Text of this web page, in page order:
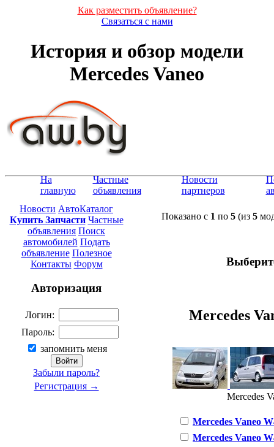
Как разместить объявление?
Связаться с нами
История и обзор модели
Mercedes Vaneo
На
главную
Частные
объявления
Новости
партнеров
Новости АвтоКаталог
Купить Запчасти Частные
объявления Поиск
автомобилей Подать
объявление Полезное
Контакты Форум
Авторизация
Логин:
Пароль:
запомнить меня
Забыли пароль?
Регистрация →
Показано с 1 по 5(из 5
Mercedes
Mercedes
Mercedes Vaneo
Mercedes Vaneo